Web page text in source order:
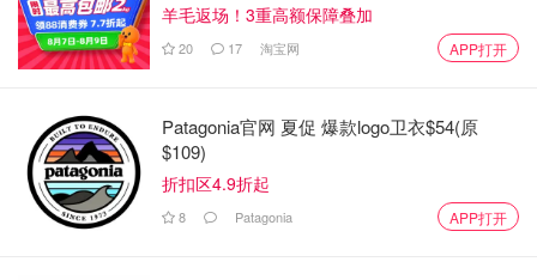
羊毛返场！3重高额保障叠加
20 17 淘宝网 APP打开
Patagonia官网 夏促 爆款logo卫衣$54(原
$109)
折扣区4.9折起
8 Patagonia APP打开